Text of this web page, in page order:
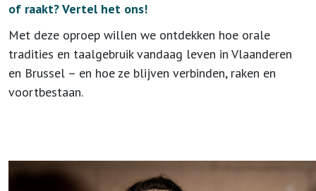
of raakt? Vertel het ons!
Met deze oproep willen we ontdekken hoe orale
tradities en taalgebruik vandaag leven in Vlaanderen
en Brussel – en hoe ze blijven verbinden, raken en
voortbestaan.